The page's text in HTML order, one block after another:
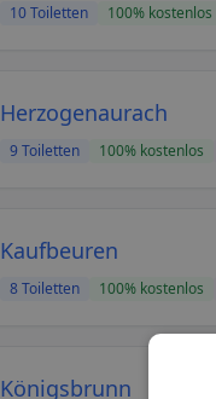
10Toiletten 100% kostenlos
Herzogenaurach
9 Toiletten 100% kostenlos
Kaufbeuren
8Toiletten 100% kostenlos
Königsbrunn